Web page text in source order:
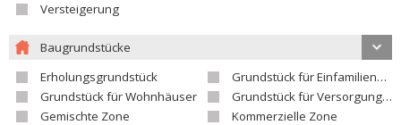
Versteigerung
Baugrundstücke
Erholungsgrundstück
Grundstück für Einfamilienhäuser
Grundstück für Wohnhäuser
Grundstück für Versorgungseinrichtungen
Gemischte Zone
Kommerzielle Zone